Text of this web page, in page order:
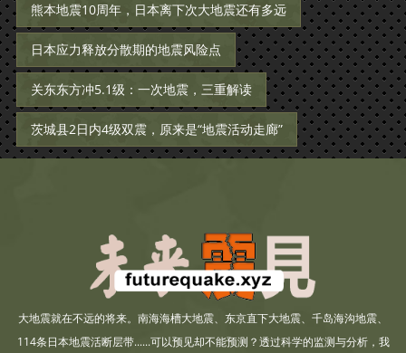
熊本地震10周年，日本离下次大地震还有多远
日本应力释放分散期的地震风险点
关东东方冲5.1级：一次地震，三重解读
茨城县2日内4级双震，原来是“地震活动走廊”
大地震就在不远的将来。南海海槽大地震、东京直下大地震、千岛海沟地震、
114条日本地震活断层带......可以预见却不能预测？透过科学的监测与分析，我